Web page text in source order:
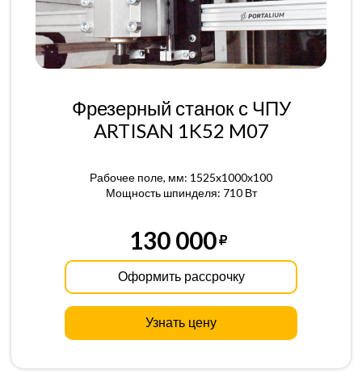
Фрезерный станок с ЧПУ
ARTISAN 1K52 M07
Рабочее поле, мм: 1525x1000x100
Мощность шпинделя: 710 Вт
130 000
Оформить рассрочку
Узнать цену